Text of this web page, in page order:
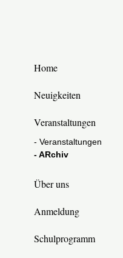
Home
Neuigkeiten
Veranstaltungen
- Veranstaltungen
- ARchiv
Über uns
Anmeldung
Schulprogramm